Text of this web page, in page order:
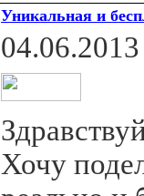
Уникальная и
04.06.2013
Хочу